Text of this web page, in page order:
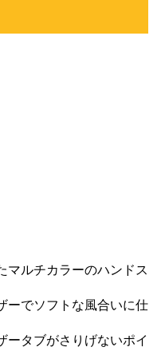
マルチカラーのハンドス
ーでソフトな風合いに仕
ータブがさりげないポイ